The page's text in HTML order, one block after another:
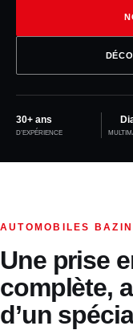
30+ ans
D’EXPÉRIENCE
AUTOMOBILES
Une prise
complète,
d’un